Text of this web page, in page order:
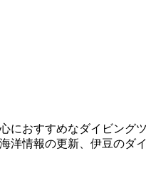
におすすめなダイビン
情報の更新、伊豆のダ